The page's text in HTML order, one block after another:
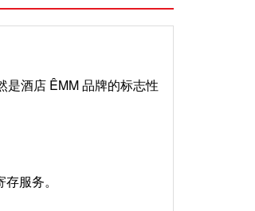
酒店 ÊMM 品牌的标志性
服务。